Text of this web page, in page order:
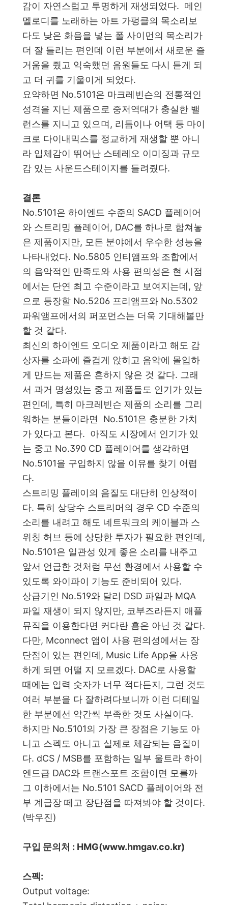
감이 자연스럽고 투명하게 재생되었다. 메인
멜로디를 노래하는 아트 가펑클의 목소리보
다도 낮은 화음을 넣는 폴 사이먼의 목소리가
더 잘 들리는 편인데 이런 부분에서 새로운 즐
거움을 줬고 익숙했던 음원들도 다시 듣게 되
고 더 귀를 기울이게 되었다.
요약하면 No.5101은 마크레빈슨의 전통적인
성격을 지닌 제품으로 중저역대가 충실한 밸
런스를 지니고 있으며, 리듬이나 어택 등 마이
크로 다이내믹스를 정교하게 재생할 뿐 아니
라 입체감이 뛰어난 스테레오 이미징과 규모
감 있는 사운드스테이지를 들려줬다.
결론
No.5101은 하이엔드 수준의 SACD 플레이어
와 스트리밍 플레이어, DAC를 하나로 합쳐놓
은 제품이지만, 모든 분야에서 우수한 성능을
나타내었다. No.5805 인티앰프와 조합에서
의 음악적인 만족도와 사용 편의성은 현 시점
에서는 단연 최고 수준이라고 보여지는데, 앞
으로 등장할 No.5206 프리앰프와 No.5302
파워앰프에서의 퍼포먼스는 더욱 기대해볼만
할 것 같다.
최신의 하이엔드 오디오 제품이라고 해도 감
상자를 소파에 즐겁게 앉히고 음악에 몰입하
게 만드는 제품은 흔하지 않은 것 같다. 그래
서 과거 명성있는 중고 제품들도 인기가 있는
편인데, 특히 마크레빈슨 제품의 소리를 그리
워하는 분들이라면 No.5101은 충분한 가치
가 있다고 본다. 아직도 시장에서 인기가 있
는 중고 No.390 CD 플레이어를 생각하면
No.5101을 구입하지 않을 이유를 찾기 어렵
다.
스트리밍 플레이의 음질도 대단히 인상적이
다. 특히 상당수 스트리머의 경우 CD 수준의
소리를 내려고 해도 네트워크의 케이블과 스
위칭 허브 등에 상당한 투자가 필요한 편인데,
No.5101은 일관성 있게 좋은 소리를 내주고
앞서 언급한 것처럼 무선 환경에서 사용할 수
있도록 와이파이 기능도 준비되어 있다.
상급기인 No.519와 달리 DSD 파일과 MQA
파일 재생이 되지 않지만, 코부즈라든지 애플
뮤직을 이용한다면 커다란 흠은 아닌 것 같다.
다만, Mconnect 앱이 사용 편의성에서는 장
단점이 있는 편인데, Music Life App을 사용
하게 되면 어떨 지 모르겠다. DAC로 사용할
때에는 입력 숫자가 너무 적다든지, 그런 것도
여러 부분을 다 잘하려다보니까 이런 디테일
한 부분에선 약간씩 부족한 것도 사실이다.
하지만 No.5101의 가장 큰 장점은 기능도 아
니고 스펙도 아니고 실제로 체감되는 음질이
다. dCS / MSB를 포함하는 일부 울트라 하이
엔드급 DAC와 트랜스포트 조합이면 모를까
그 이하에서는 No.5101 SACD 플레이어와 전
부 계급장 떼고 장단점을 따져봐야 할 것이다.
(박우진)
구입 문의처 : HMG(www.hmgav.co.kr)
스펙:
Output voltage: